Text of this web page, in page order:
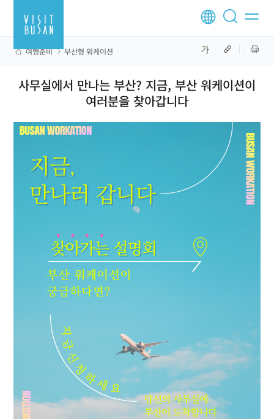
여행준비 부산형 워케이션
사무실에서 만나는 부산? 지금, 부산 워케이션이
여러분을 찾아갑니다